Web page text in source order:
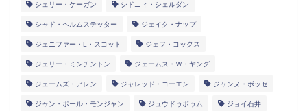
シェリー・ケーガン シドニィ・シェルダン
シャド・ヘルムステッター ジェイク・ナップ
ジェニファー・L・スコット ジェフ・コックス
ジェリー・ミンチントン ジェームス・Ｗ・ヤング
ジェームズ・アレン ジャレッド・コーエン ジャンヌ・ボッセ
ジャン・ポール・モンジャン ジュウドゥポゥム ジョイ石井